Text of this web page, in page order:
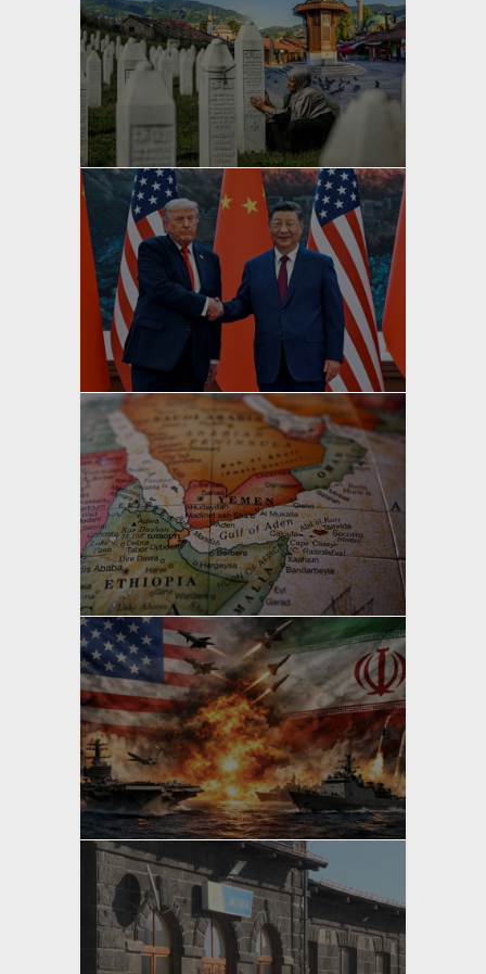
yazan
Bahri Ak
yazan
Bahri Ak
yazan
Bahri Ak
yazan
Bahri Ak